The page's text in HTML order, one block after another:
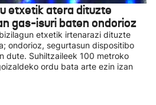
etxetik atera dituzte
gas-isuri baten ondorioz
etxetik irtenarazi dituzte
ondorioz, segurtasun dispositibo
dute. Suhiltzaileek 100 metroko
ordu bata arte ezin izan